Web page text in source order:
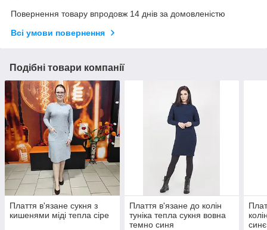
Повернення товару впродовж 14 днів за домовленістю
Всі умови повернення
Подібні товари компанії
Плаття в'язане сукня з
кишенями міді тепла сіре
Плаття в'язане до колін
туніка тепла сукня вовна
темно синя